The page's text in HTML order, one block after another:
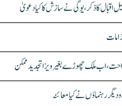
کا ذکر، یوگی نے سازش کا کیا دعویٰ
رہنماؤں نے کیا معائنہ